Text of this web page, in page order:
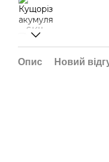
Опис Новий